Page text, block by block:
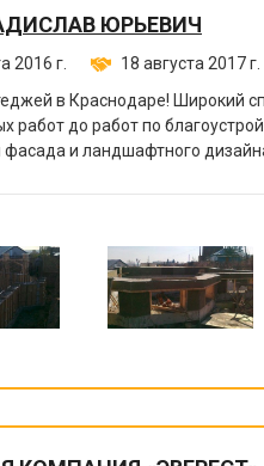
ЮРЬЕВИЧ
2016 г.
18 августа 2017 г.
в Краснодаре! Широкий
работ до работ по
и ландшафтного